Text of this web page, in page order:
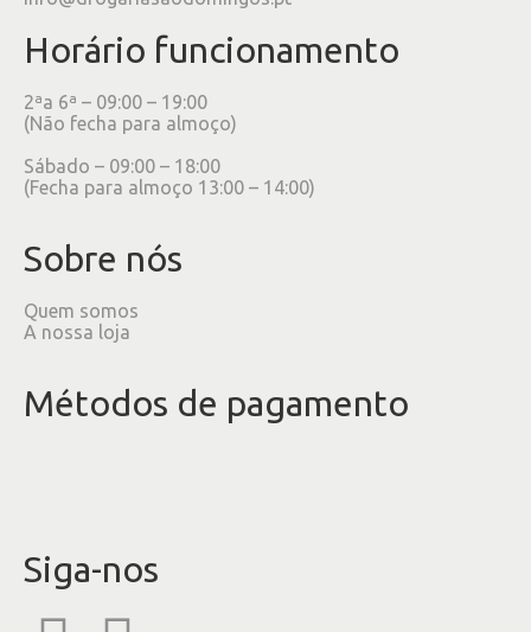
Horário funcionamento
2ªa 6ª – 09:00 – 19:00
(Não fecha para almoço)
Sábado – 09:00 – 18:00
(Fecha para almoço 13:00 – 14:00)
Sobre nós
Quem somos
A nossa loja
Métodos de pagamento
Siga-nos